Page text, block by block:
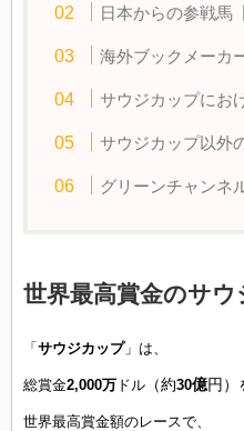
日本からの参戦馬
海外ブックメーカ
サウジカップにお
サウジカップ以外
グリーンチャンネ
世界最高賞金のサ
「 サウジカップ」は、
総賞金2,000万 ドル （約30億円）
世界最高賞金額のレースで、